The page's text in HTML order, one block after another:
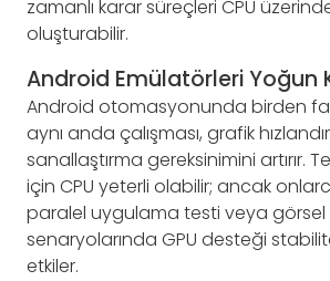
zamanlı karar süreçleri CPU
oluşturabilir.
Android Emülatörleri Yoğun
Android otomasyonunda birden
aynı anda çalışması, grafik
sanallaştırma gereksinimini artırır.
için CPU yeterli olabilir; ancak
paralel uygulama testi veya
senaryolarında GPU desteği
etkiler.